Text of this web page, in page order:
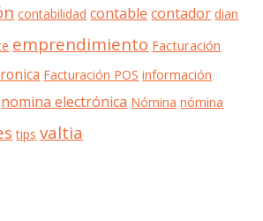
contabilidad contable contador dian
emprendimiento Facturación
Facturación POS información
nomina electrónica Nómina nómina
tips valtia